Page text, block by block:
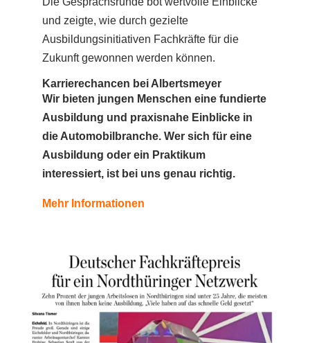
und zeigte, wie durch gezielte
Ausbildungsinitiativen Fachkräfte für die
Zukunft gewonnen werden können.
Karrierechancen bei Albertsmeyer
Wir bieten jungen Menschen eine fundierte
Ausbildung und praxisnahe Einblicke in
die Automobilbranche. Wer sich für eine
Ausbildung oder ein Praktikum
interessiert, ist bei uns genau richtig.
Mehr Informationen